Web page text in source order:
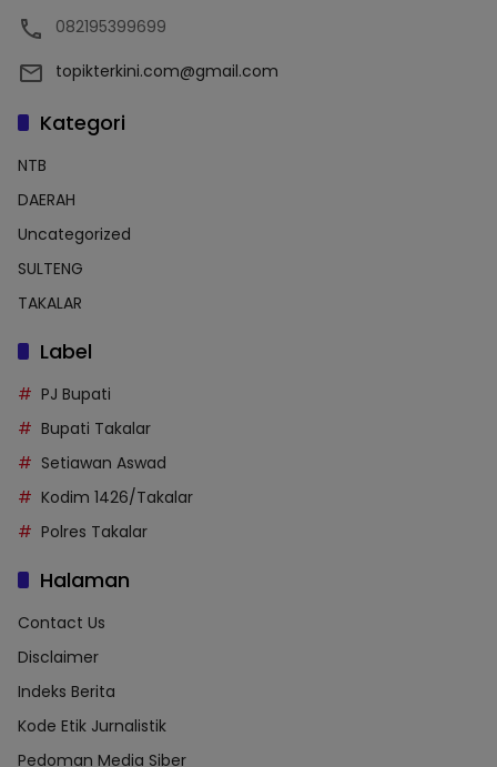
082195399699
topikterkini.com@gmail.com
Kategori
NTB
DAERAH
Uncategorized
SULTENG
TAKALAR
Label
PJ Bupati
Bupati Takalar
Setiawan Aswad
Kodim 1426/Takalar
Polres Takalar
Halaman
Contact Us
Disclaimer
Indeks Berita
Kode Etik Jurnalistik
Pedoman Media Siber